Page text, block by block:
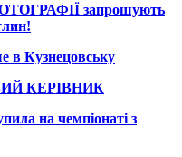
запрошують
в Кузнецовську
КЕРІВНИК
на чемпіонаті з